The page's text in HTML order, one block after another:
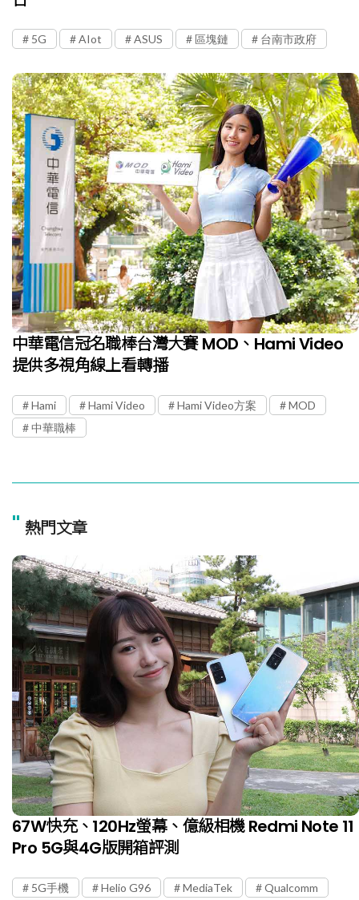
5G AIot ASUS 區塊鏈 台南市政府
中華電信冠名職棒台灣大賽 MOD、Hami Video
提供多視角線上看轉播
Hami Hami Video Hami Video方案
MOD
中華職棒
" 熱門文章
67W快充、120Hz螢幕、億級相機 Redmi Note 11
Pro 5G與4G版開箱評測
5G手機 Helio G96 MediaTek
Qualcomm